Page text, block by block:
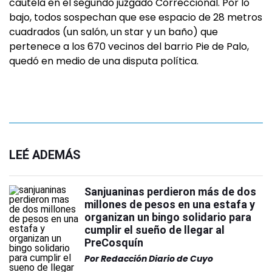
bajo, todos sospechan que ese espacio de 28 metros
cuadrados (un salón, un star y un baño) que
pertenece a los 670 vecinos del barrio Pie de Palo,
quedó en medio de una disputa política.
LEÉ ADEMÁS
Sanjuaninas perdieron más de dos
millones de pesos en una estafa y
organizan un bingo solidario para
cumplir el sueño de llegar al
PreCosquín
PorRedacción Diario de Cuyo